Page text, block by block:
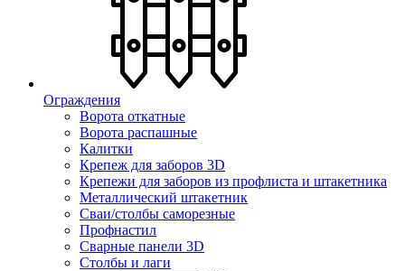
Ограждения
Ворота откатные
Ворота распашные
Калитки
Крепеж для заборов 3D
Крепежи для заборов из профлиста и штакетника
Металлический штакетник
Сваи/столбы саморезные
Профнастил
Сварные панели 3D
Столбы и лаги